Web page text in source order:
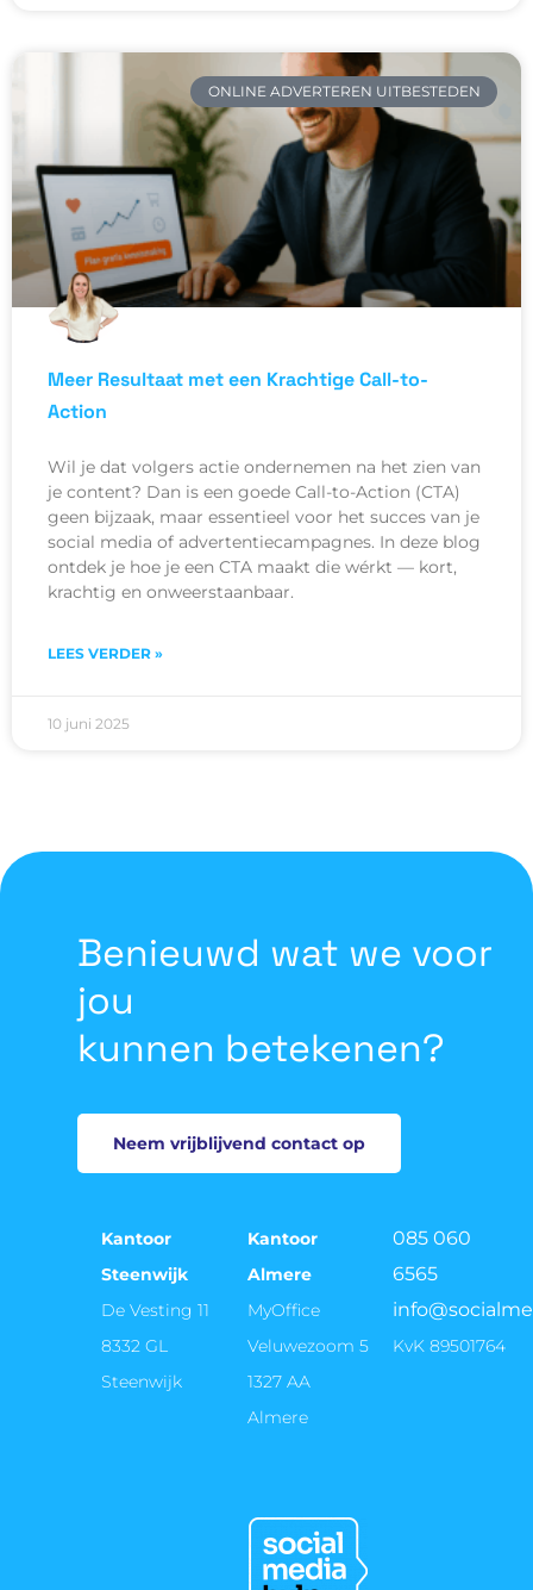
ONLINE ADVERTEREN UITBESTEDEN
Meer Resultaat met een Krachtige Call-to-
Action
Wil je dat volgers actie ondernemen na het zien van
je content? Dan is een goede Call-to-Action (CTA)
geen bijzaak, maar essentieel voor het succes van je
social media of advertentiecampagnes. In deze blog
ontdek je hoe je een CTA maakt die wérkt — kort,
krachtig en onweerstaanbaar.
LEES VERDER »
10 juni 2025
Benieuwd wat we voor
jou
kunnen betekenen?
Neem vrijblijvend contact op
Kantoor
Steenwijk
De Vesting 11
8332 GL
Steenwijk
Kantoor
Almere
MyOffice
Veluwezoom 5
1327 AA
Almere
085 060
6565
KvK 89501764